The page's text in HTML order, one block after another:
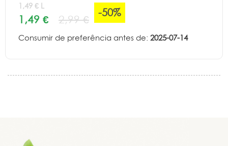
1,49 € L
1,49 € 2,99 €
-50%
Consumir de preferência antes de: 2025-07-14